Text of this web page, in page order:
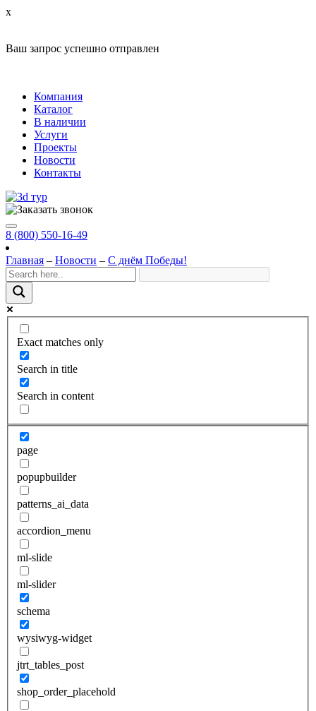
x
Ваш запрос успешно отправлен
Компания
Каталог
В наличии
Услуги
Проекты
Новости
Контакты
8 (800) 550-16-49
Главная – Новости – С днём Победы!
Exact matches only
Search in title
Search in content
page
popupbuilder
patterns_ai_data
accordion_menu
ml-slide
ml-slider
schema
wysiwyg-widget
jtrt_tables_post
shop_order_placehold